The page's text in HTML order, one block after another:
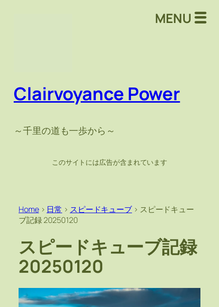
Clairvoyance Power
～千里の道も一歩から～
このサイトには広告が含まれています
Home> 日常 > スピードキューブ > スピードキュー
ブ記録 20250120
スピードキューブ記録
20250120
MENU